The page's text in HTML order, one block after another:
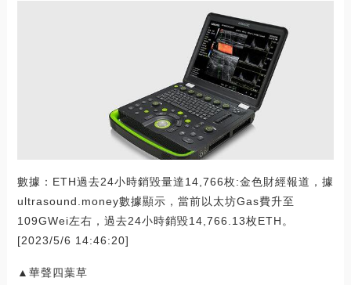
數據：ETH過去24小時銷毀量達14,766枚:金色財經報道，據
ultrasound.money數據顯示，當前以太坊Gas費升至
109GWei左右，過去24小時銷毀14,766.13枚ETH。
[2023/5/6 14:46:20]
▲華聲四葉草